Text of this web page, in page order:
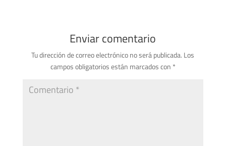
Enviar comentario
Tu dirección de correo electrónico no será publicada. Los
campos obligatorios están marcados con *